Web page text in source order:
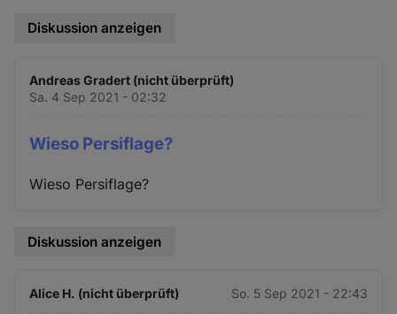
Diskussion anzeigen
Andreas Gradert (nicht überprüft)
Sa. 4 Sep 2021 - 02:32
Wieso Persiflage?
Wieso Persiflage?
Diskussion anzeigen
Alice H. (nicht überprüft) So. 5 Sep 2021 - 22:43